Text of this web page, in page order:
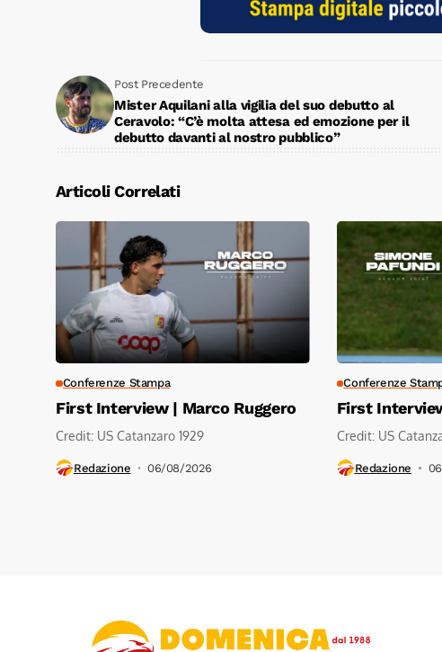
Post Precedente
Mister Aquilani alla vigilia del suo debutto al
Ceravolo: “C’è molta attesa ed emozione per il
debutto davanti al nostro pubblico”
Articoli Correlati
Conferenze Stampa
First Interview | Marco Ruggero
Credit: US Catanzaro 1929
Redazione 06/08/2026
Conferenze
First
Credit: US
Redazione